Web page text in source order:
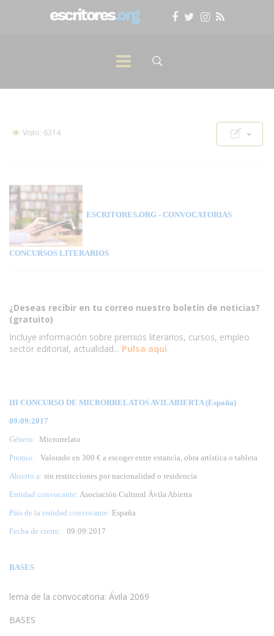
Visto: 6314
ESCRITORES.ORG - CONVOCATORIAS
CONCURSOS LITERARIOS
¿Deseas recibir en tu correo nuestro boletín de noticias?
(gratuito)
Incluye información sobre premios literarios, cursos, empleo
sector editorial, actualidad... Pulsa aqui
III CONCURSO DE MICRORRELATOS AVILABIERTA (España)
09:09:2017
Género: Microrrelato
Premio:
Valorado en 300 € a escoger entre estancia, obra artística o tableta
Abierto a: sin restricciones por nacionalidad o residencia
Entidad convocante: Asociación Cultural Ávila Abierta
País de la entidad convocante: España
Fecha de cierre: 09:09:2017
BASES
lema de la convocatoria: Ávila 2069
BASES